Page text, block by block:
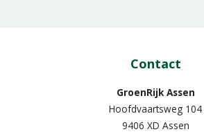
Contact
GroenRijk Assen
Hoofdvaartsweg 104
9406 XD Assen